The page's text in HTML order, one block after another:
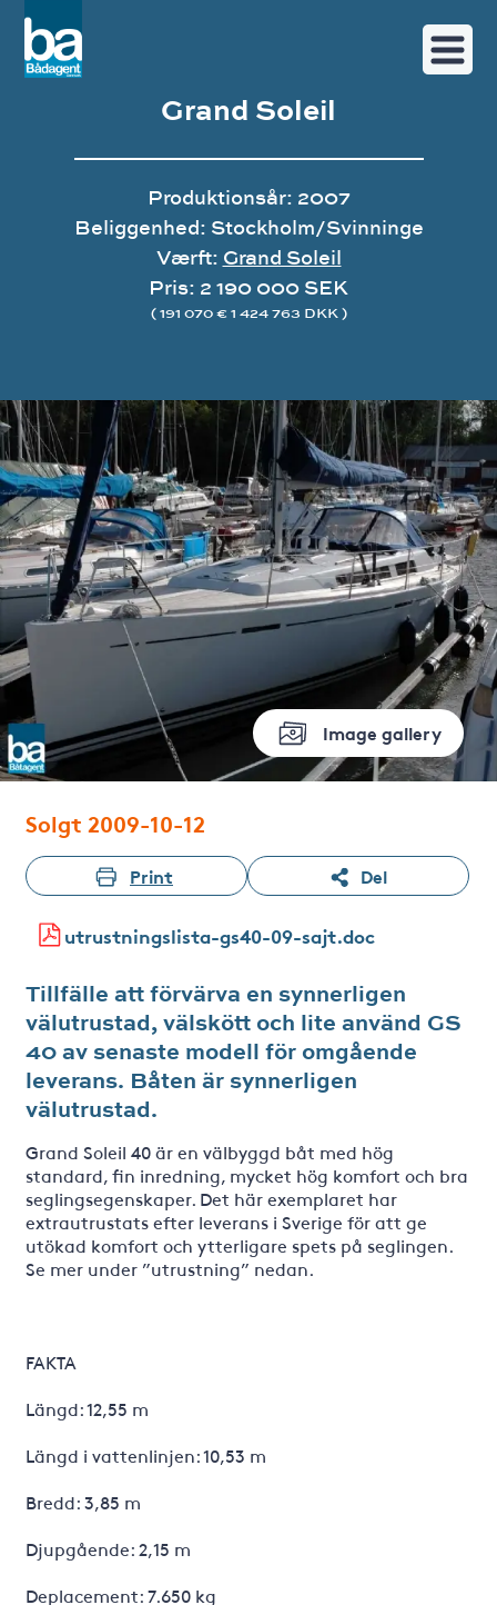
Image gallery
Grand Soleil
Produktionsår: 2007
Beliggenhed: Stockholm/Svinninge
Værft: Grand Soleil
Pris: 2 190 000 SEK
( 191 070 € 1 424 763 DKK )
Solgt 2009-10-12
Print Del
utrustningslista-gs40-09-sajt.doc
Tillfälle att förvärva en synnerligen
välutrustad, välskött och lite använd GS
40 av senaste modell för omgående
leverans. Båten är synnerligen
välutrustad.
Grand Soleil 40 är en välbyggd båt med hög
standard, fin inredning, mycket hög komfort och bra
seglingsegenskaper. Det här exemplaret har
extrautrustats efter leverans i Sverige för att ge
utökad komfort och ytterligare spets på seglingen.
Se mer under ”utrustning” nedan.
FAKTA
Längd: 12,55 m
Längd i vattenlinjen: 10,53 m
Bredd: 3,85 m
Djupgående: 2,15 m
Deplacement: 7.650 kg